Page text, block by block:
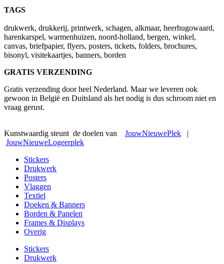
TAGS
drukwerk, drukkerij, printwerk, schagen, alkmaar, heerhugowaard,
harenkarspel, warmenhuizen, noord-holland, bergen, winkel,
canvas, briefpapier, flyers, posters, tickets, folders, brochures,
bisonyl, visitekaartjes, banners, borden
GRATIS VERZENDING
Gratis verzending door heel Nederland. Maar we leveren ook
gewoon in België en Duitsland als het nodig is dus schroom niet en
vraag gerust.
Kunstwaardig steunt de doelen van JouwNieuwePlek |
JouwNieuweLogeerplek
Stickers
Drukwerk
Posters
Vlaggen
Textiel
Doeken & Banners
Borden & Panelen
Frames & Displays
Overig
Stickers
Drukwerk